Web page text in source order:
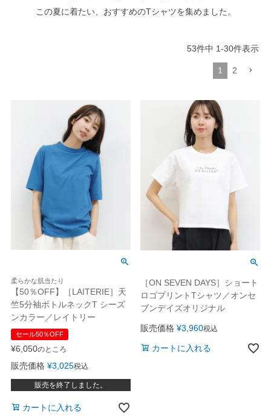
この夏に着たい、おすすめのTシャツを集めました。
53件中 1-30件表示
1 2
柔らかな肌当たり
【50％OFF】［LAITERIE］天
竺5分袖ボトルネックT シーズ
ンカラー／レイトリー
セール50％OFF
¥6,050のところ
販売価格 ¥3,025税込
販売を終了しました。
カートに入れる
［ON SEVEN DAYS］ショート
ロゴプリントTシャツ／オンセ
ブンデイズオリジナル
販売価格 ¥3,960税込
カートに入れる